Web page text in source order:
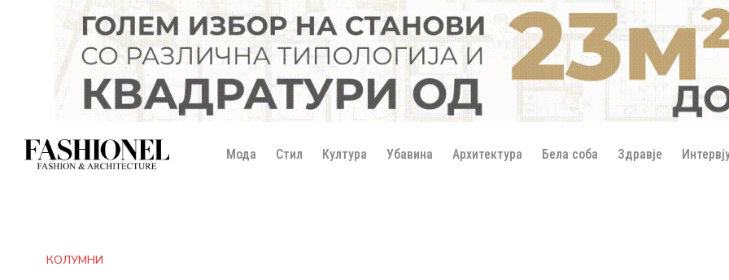
Мода Стил Култура Убавина Архитектура Бела соба Здравје
КОЛУМНИ